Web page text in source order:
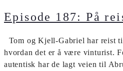
Episode 187: På
Tom og Kjell-Gabriel har reist
hvordan det er å være vinturist.
autentisk har de lagt veien til